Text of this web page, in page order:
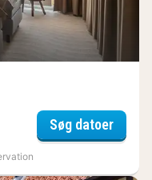
Søg datoerThe